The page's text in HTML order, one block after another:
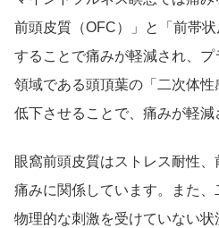
前頭皮質（OFC）」と「前帯
することで痛みが軽減され、
領域である頭頂葉の「二次体
低下させることで、痛みが軽減
眼窩前頭皮質はストレス耐性
痛みに関係しています。また
物理的な刺激を受けていない